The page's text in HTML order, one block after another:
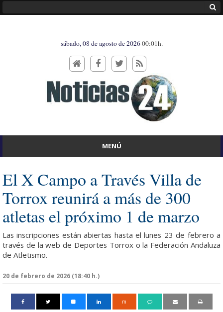
sábado, 08 de agosto de 202600:01h.
MENÚ
El X Campo a Través Villa de
Torrox reunirá a más de 300
atletas el próximo 1 de marzo
Las inscripciones están abiertas hasta el lunes 23 de febrero a
través de la web de Deportes Torrox o la Federación Andaluza
de Atletismo.
20 de febrero de 2026 (18:40 h.)
m